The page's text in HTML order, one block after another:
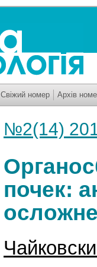
Свіжий номер Архів
№2(14)
почек: